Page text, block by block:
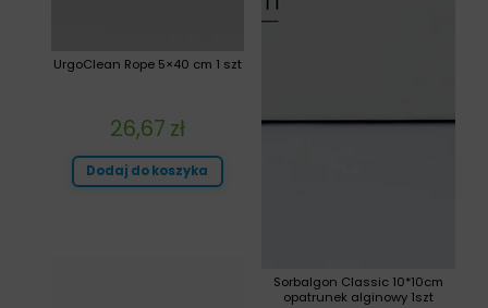
Sorbalgon Classic 10*10cm
opatrunek alginowy 1szt
UrgoClean Rope 5×40 cm 1 szt
26,67 zł
Dodaj do koszyka